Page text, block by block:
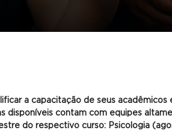
a capacitação de seus
disponíveis contam com equipes
do respectivo curso: Psicologia